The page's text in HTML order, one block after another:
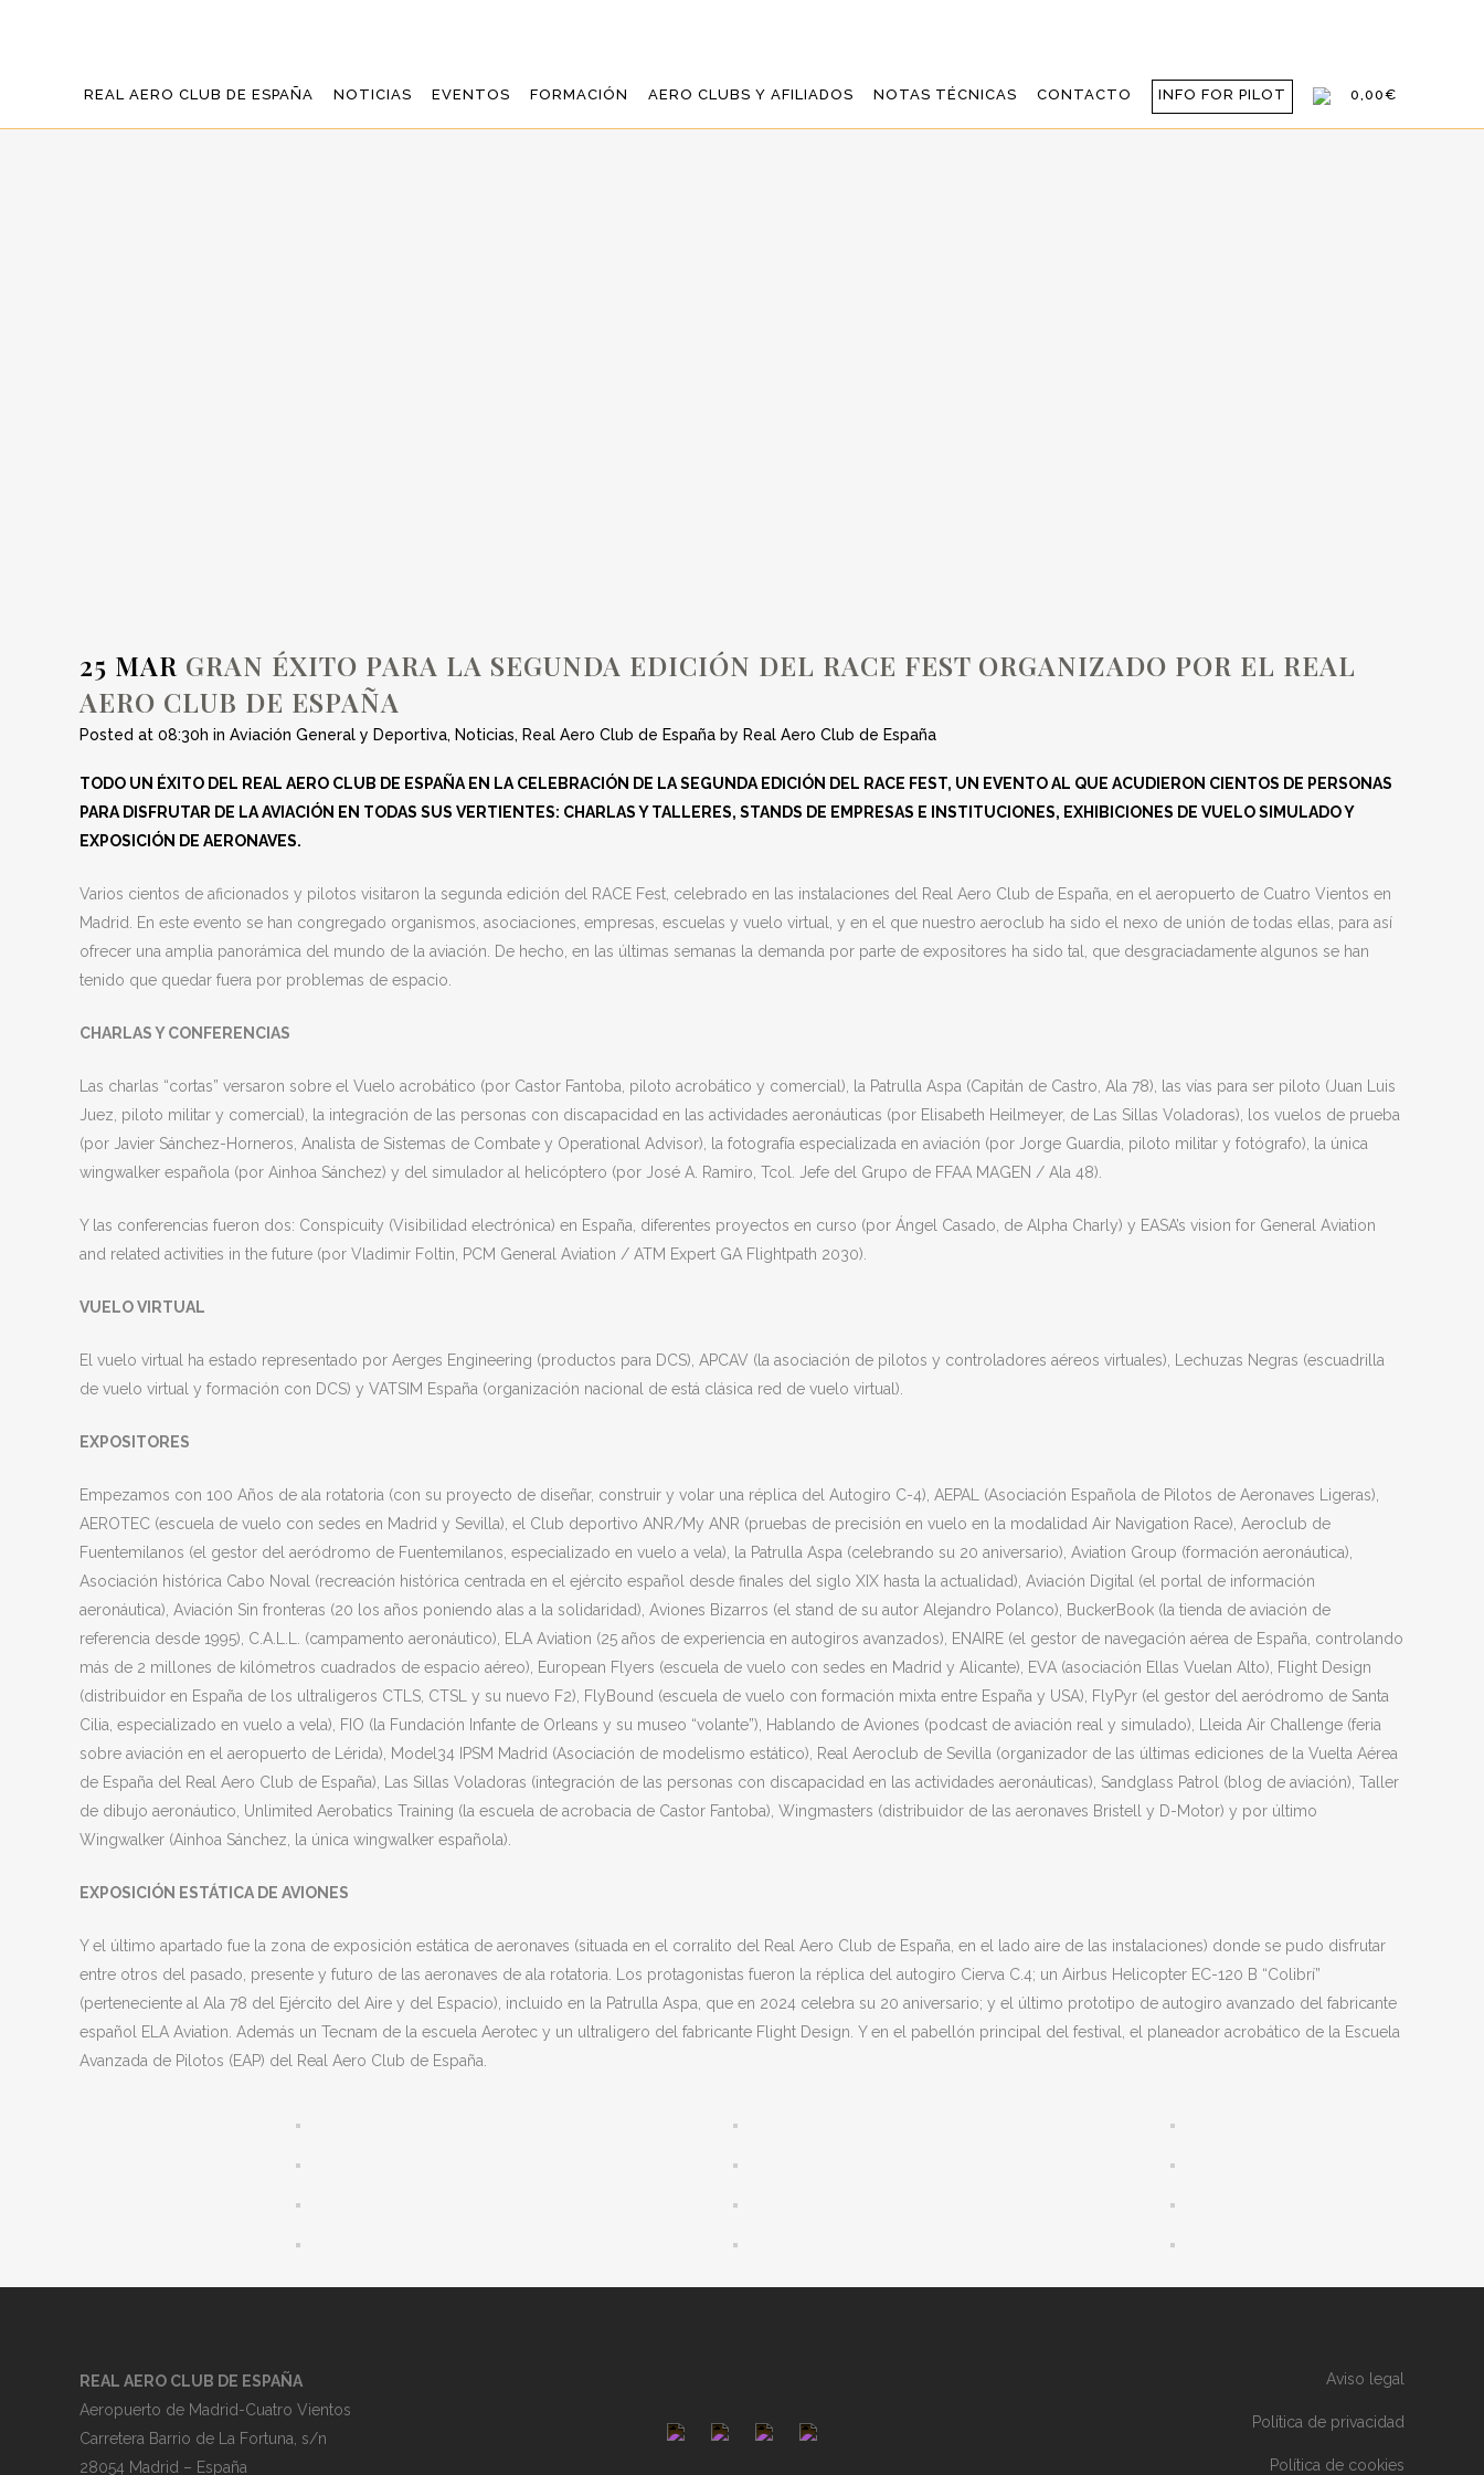
REAL AERO CLUB DE ESPAÑA NOTICIAS EVENTOS FORMACIÓN AERO CLUBS Y AFILIADOS NOTAS TÉCNICAS CONTACTO INFO FOR PILOT 0,00€
25 MAR GRAN ÉXITO PARA LA SEGUNDA EDICIÓN DEL RACE FEST ORGANIZADO POR EL REAL
AERO CLUB DE ESPAÑA
Posted at 08:30h in Aviación General y Deportiva, Noticias, Real Aero Club de España by Real Aero Club de España
TODO UN ÉXITO DEL REAL AERO CLUB DE ESPAÑA EN LA CELEBRACIÓN DE LA SEGUNDA EDICIÓN DEL RACE FEST, UN EVENTO AL QUE ACUDIERON CIENTOS DE PERSONAS
PARA DISFRUTAR DE LA AVIACIÓN EN TODAS SUS VERTIENTES: CHARLAS Y TALLERES, STANDS DE EMPRESAS E INSTITUCIONES, EXHIBICIONES DE VUELO SIMULADO Y
EXPOSICIÓN DE AERONAVES.
Varios cientos de aficionados y pilotos visitaron la segunda edición del RACE Fest, celebrado en las instalaciones del Real Aero Club de España, en el aeropuerto de Cuatro Vientos en
Madrid. En este evento se han congregado organismos, asociaciones, empresas, escuelas y vuelo virtual, y en el que nuestro aeroclub ha sido el nexo de unión de todas ellas, para así
ofrecer una amplia panorámica del mundo de la aviación. De hecho, en las últimas semanas la demanda por parte de expositores ha sido tal, que desgraciadamente algunos se han
tenido que quedar fuera por problemas de espacio.
CHARLAS Y CONFERENCIAS
Las charlas “cortas” versaron sobre el Vuelo acrobático (por Castor Fantoba, piloto acrobático y comercial), la Patrulla Aspa (Capitán de Castro, Ala 78), las vías para ser piloto (Juan Luis
Juez, piloto militar y comercial), la integración de las personas con discapacidad en las actividades aeronáuticas (por Elisabeth Heilmeyer, de Las Sillas Voladoras), los vuelos de prueba
(por Javier Sánchez-Horneros, Analista de Sistemas de Combate y Operational Advisor), la fotografía especializada en aviación (por Jorge Guardia, piloto militar y fotógrafo), la única
wingwalker española (por Ainhoa Sánchez) y del simulador al helicóptero (por José A. Ramiro, Tcol. Jefe del Grupo de FFAA MAGEN / Ala 48).
Y las conferencias fueron dos: Conspicuity (Visibilidad electrónica) en España, diferentes proyectos en curso (por Ángel Casado, de Alpha Charly) y EASA’s vision for General Aviation
and related activities in the future (por Vladimir Foltin, PCM General Aviation / ATM Expert GA Flightpath 2030).
VUELO VIRTUAL
El vuelo virtual ha estado representado por Aerges Engineering (productos para DCS), APCAV (la asociación de pilotos y controladores aéreos virtuales), Lechuzas Negras (escuadrilla
de vuelo virtual y formación con DCS) y VATSIM España (organización nacional de está clásica red de vuelo virtual).
EXPOSITORES
Empezamos con 100 Años de ala rotatoria (con su proyecto de diseñar, construir y volar una réplica del Autogiro C-4), AEPAL (Asociación Española de Pilotos de Aeronaves Ligeras),
AEROTEC (escuela de vuelo con sedes en Madrid y Sevilla), el Club deportivo ANR/My ANR (pruebas de precisión en vuelo en la modalidad Air Navigation Race), Aeroclub de
Fuentemilanos (el gestor del aeródromo de Fuentemilanos, especializado en vuelo a vela), la Patrulla Aspa (celebrando su 20 aniversario), Aviation Group (formación aeronáutica),
Asociación histórica Cabo Noval (recreación histórica centrada en el ejército español desde finales del siglo XIX hasta la actualidad), Aviación Digital (el portal de información
aeronáutica), Aviación Sin fronteras (20 los años poniendo alas a la solidaridad), Aviones Bizarros (el stand de su autor Alejandro Polanco), BuckerBook (la tienda de aviación de
referencia desde 1995), C.A.L.L. (campamento aeronáutico), ELA Aviation (25 años de experiencia en autogiros avanzados), ENAIRE (el gestor de navegación aérea de España, controlando
más de 2 millones de kilómetros cuadrados de espacio aéreo), European Flyers (escuela de vuelo con sedes en Madrid y Alicante), EVA (asociación Ellas Vuelan Alto), Flight Design
(distribuidor en España de los ultraligeros CTLS, CTSL y su nuevo F2), FlyBound (escuela de vuelo con formación mixta entre España y USA), FlyPyr (el gestor del aeródromo de Santa
Cilia, especializado en vuelo a vela), FIO (la Fundación Infante de Orleans y su museo “volante”), Hablando de Aviones (podcast de aviación real y simulado), Lleida Air Challenge (feria
sobre aviación en el aeropuerto de Lérida), Model34 IPSM Madrid (Asociación de modelismo estático), Real Aeroclub de Sevilla (organizador de las últimas ediciones de la Vuelta Aérea
de España del Real Aero Club de España), Las Sillas Voladoras (integración de las personas con discapacidad en las actividades aeronáuticas), Sandglass Patrol (blog de aviación), Taller
de dibujo aeronáutico, Unlimited Aerobatics Training (la escuela de acrobacia de Castor Fantoba), Wingmasters (distribuidor de las aeronaves Bristell y D-Motor) y por último
Wingwalker (Ainhoa Sánchez, la única wingwalker española).
EXPOSICIÓN ESTÁTICA DE AVIONES
Y el último apartado fue la zona de exposición estática de aeronaves (situada en el corralito del Real Aero Club de España, en el lado aire de las instalaciones) donde se pudo disfrutar
entre otros del pasado, presente y futuro de las aeronaves de ala rotatoria. Los protagonistas fueron la réplica del autogiro Cierva C.4; un Airbus Helicopter EC-120 B “Colibrí”
(perteneciente al Ala 78 del Ejército del Aire y del Espacio), incluido en la Patrulla Aspa, que en 2024 celebra su 20 aniversario; y el último prototipo de autogiro avanzado del fabricante
español ELA Aviation. Además un Tecnam de la escuela Aerotec y un ultraligero del fabricante Flight Design. Y en el pabellón principal del festival, el planeador acrobático de la Escuela
Avanzada de Pilotos (EAP) del Real Aero Club de España.
REAL AERO CLUB DE ESPAÑA
Aeropuerto de Madrid-Cuatro Vientos
Carretera Barrio de La Fortuna, s/n
28054 Madrid – España
Aviso legal
Política de privacidad
Política de cookies